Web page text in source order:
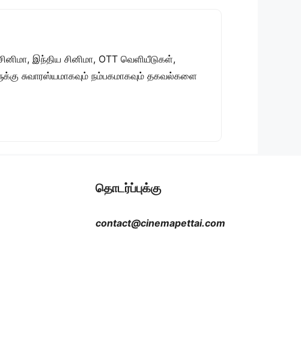
இந்திய சினிமா, OTT வெளியீடுகள்,
சுவாரஸ்யமாகவும் நம்பகமாகவும் தகவல்களை
தொடர்ப்புக்கு
contact@cinemapettai.com